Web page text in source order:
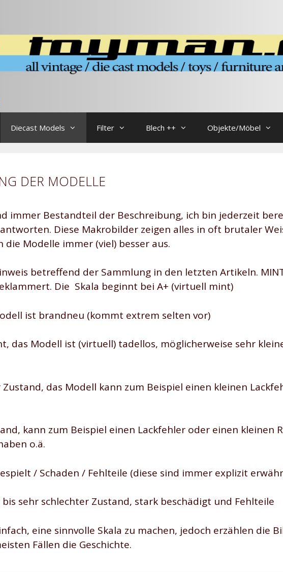
Diecast Models Filter Blech ++ Objekte/Möbel
DER MODELLE
immer Bestandteil der Beschreibung, ich bin jederzeit
Diese Makrobilder zeigen alles in oft brutaler
die Modelle immer (viel) besser aus.
betreffend der Sammlung in den letzten Artikeln.
Die Skala beginnt bei A+ (virtuell mint)
ist brandneu (kommt extrem selten vor)
das Modell ist (virtuell) tadellos, möglicherweise sehr
Zustand, das Modell kann zum Beispiel einen kleinen
kann zum Beispiel einen Lackfehler oder einen kleinen
o.ä.
/ Schaden / Fehlteile (diese sind immer explizit
bis sehr schlechter Zustand, stark beschädigt und Fehlteile
eine sinnvolle Skala zu machen, jedoch erzählen die
Fällen die Geschichte.